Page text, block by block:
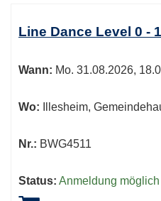
Line Dance Level 0 - 1
Wann: Mo. 31.08.2026,
Wo: Illesheim,
Nr.: BWG4511
Status: Anmeldung möglich